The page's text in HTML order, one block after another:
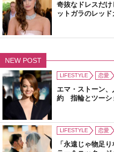
奇抜なドレスだ
ットガラのレッ
NEW POST
LIFESTYLE 恋愛
エマ・ストーン
約 指輪とツーシ
LIFESTYLE 恋愛
「永遠じゃ物足